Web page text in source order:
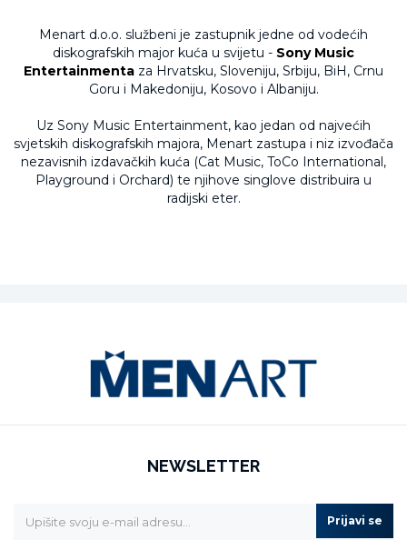
Menart d.o.o. službeni je zastupnik jedne od vodećih
diskografskih major kuća u svijetu - Sony Music
Entertainmenta za Hrvatsku, Sloveniju, Srbiju, BiH, Crnu
Goru i Makedoniju, Kosovo i Albaniju.
Uz Sony Music Entertainment, kao jedan od najvećih
svjetskih diskografskih majora, Menart zastupa i niz izvođača
nezavisnih izdavačkih kuća (Cat Music, ToCo International,
Playground i Orchard) te njihove singlove distribuira u
radijski eter.
NEWSLETTER
Prijavi se